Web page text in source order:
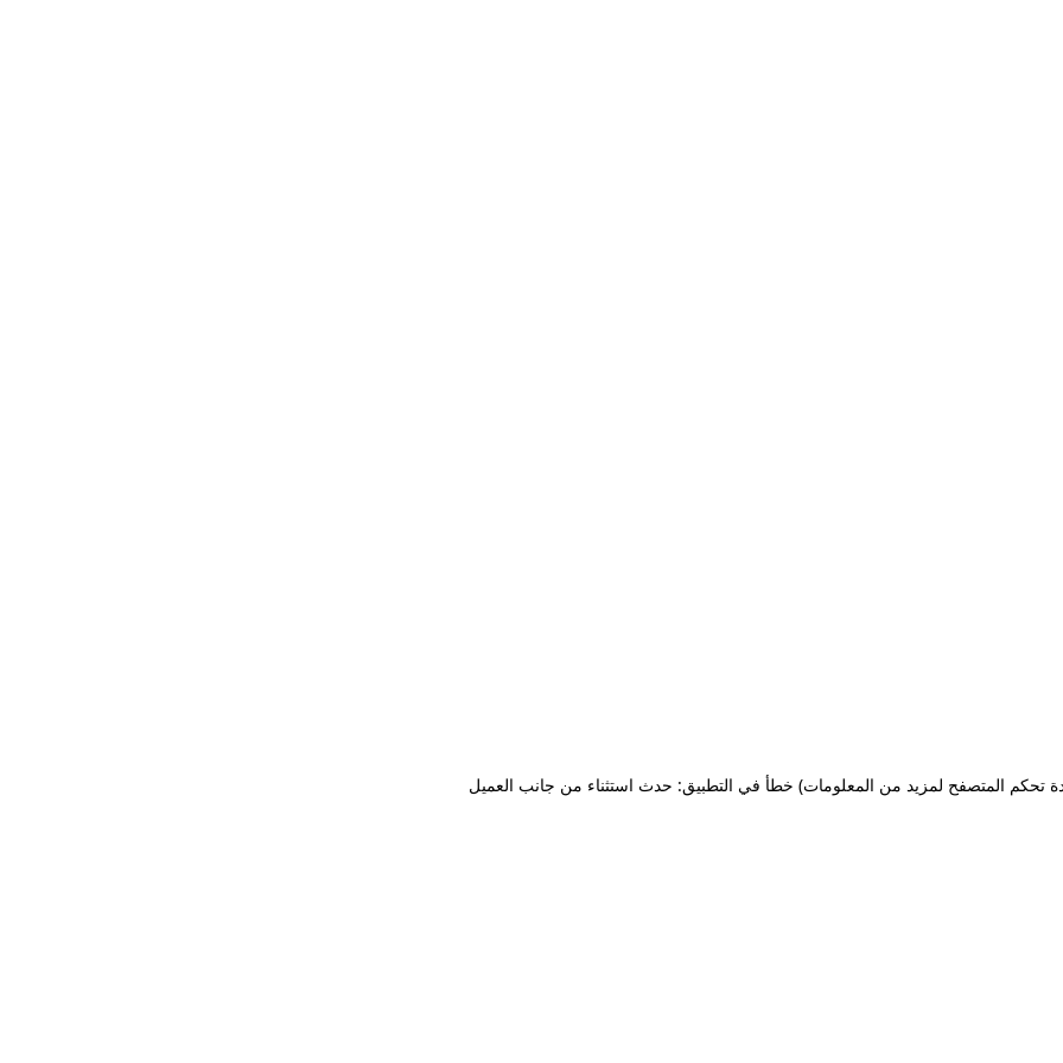
خطأ في التطبيق: حدث استثناء من جانب العميل تحكم المتصفح لمزيد من المعلومات)